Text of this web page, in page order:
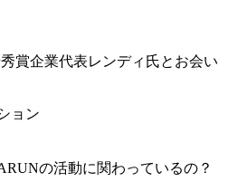
賞企業代表レンディ氏とお会い
ョン